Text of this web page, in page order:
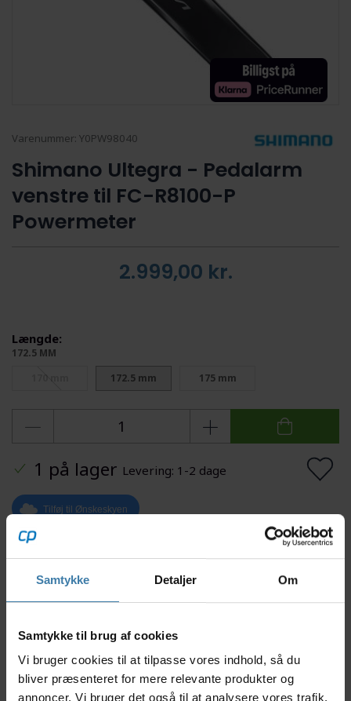
Samtykke Detaljer Om
Samtykke til brug af cookies
Vi bruger cookies til at tilpasse vores indhold, så du
bliver præsenteret for mere relevante produkter og
annoncer. Vi bruger det også til at analysere vores trafik.
Varenummer: Y0PW98040
Shimano Ultegra - Pedalarm
venstre til FC-R8100-P
Powermeter
2.999,00 kr.
Længde:
172.5 MM
172.5 mm 175 mm
1 på lager Levering: 1-2 dage
Tilføj til Ønskeskyen
Beskrivelse Specifikationer
Denne venstre pedalarm passer til Shimano Ultegra